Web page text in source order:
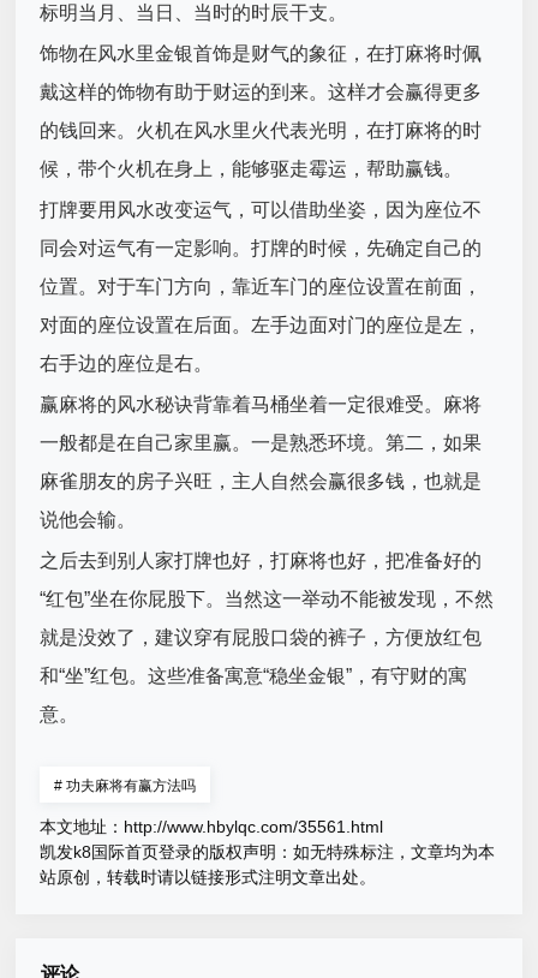
标明当月、当日、当时的时辰干支。
饰物在风水里金银首饰是财气的象征，在打麻将时佩
戴这样的饰物有助于财运的到来。这样才会赢得更多
的钱回来。火机在风水里火代表光明，在打麻将的时
候，带个火机在身上，能够驱走霉运，帮助赢钱。
打牌要用风水改变运气，可以借助坐姿，因为座位不
同会对运气有一定影响。打牌的时候，先确定自己的
位置。对于车门方向，靠近车门的座位设置在前面，
对面的座位设置在后面。左手边面对门的座位是左，
右手边的座位是右。
赢麻将的风水秘诀背靠着马桶坐着一定很难受。麻将
一般都是在自己家里赢。一是熟悉环境。第二，如果
麻雀朋友的房子兴旺，主人自然会赢很多钱，也就是
说他会输。
之后去到别人家打牌也好，打麻将也好，把准备好的
“红包”坐在你屁股下。当然这一举动不能被发现，不然
就是没效了，建议穿有屁股口袋的裤子，方便放红包
和“坐”红包。这些准备寓意“稳坐金银”，有守财的寓
意。
# 功夫麻将有赢方法吗
本文地址： http://www.hbylqc.com/35561.html
凯发k8国际首页登录的版权声明：如无特殊标注，文章均为本
站原创，转载时请以链接形式注明文章出处。
评论